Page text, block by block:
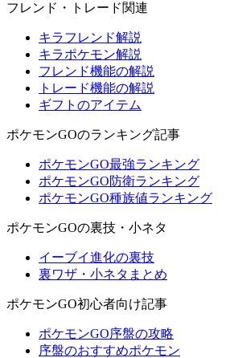
フレンド・トレード関連
キラフレンド解説
キラポケモン解説
フレンド機能の解説
トレード機能の解説
ギフトのアイテム
ポケモンGOのランキング記事
ポケモンGO最強ランキング
ポケモンGO防衛ランキング
ポケモンGO種族値ランキング
ポケモンGOの裏技・小ネタ
イーブイ進化の裏技
裏ワザ・小ネタまとめ
ポケモンGO初心者向け記事
ポケモンGO序盤の攻略
序盤のおすすめポケモン